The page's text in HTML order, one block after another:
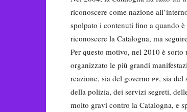
riconoscere come nazione
spolpato i contenuti fino a quando
riconoscere la Catalogna, ma
Per questo motivo, nel 2010 è
organizzato le più grandi
reazione, sia del governo pp, sia del
della polizia, dei servizi segreti,
molto gravi contro la Catalogna, e